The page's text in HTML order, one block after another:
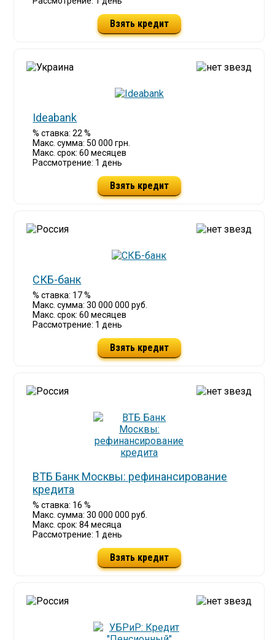
Взять кредит
Ideabank
% ставка: 22 %
Макс. сумма: 50 000 грн.
Макс. срок: 60 месяцев
Рассмотрение: 1 день
Взять кредит
СКБ-банк
% ставка: 17 %
Макс. сумма: 30 000 000 руб.
Макс. срок: 60 месяцев
Рассмотрение: 1 день
Взять кредит
ВТБ Банк Москвы: рефинансирование
кредита
% ставка: 16 %
Макс. сумма: 30 000 000 руб.
Макс. срок: 84 месяца
Рассмотрение: 1 день
Взять кредит